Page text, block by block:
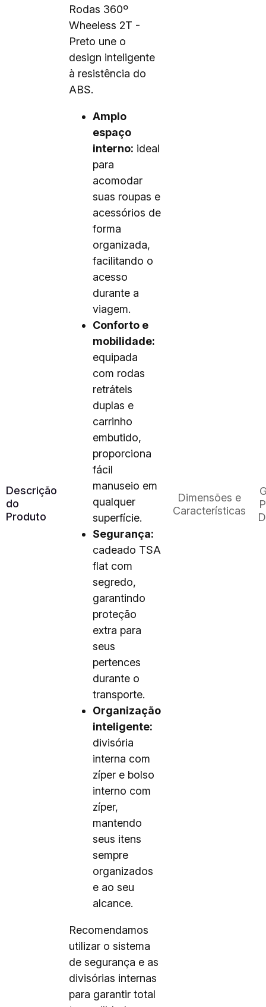
Descrição
do
Produto
Rodas 360º
Wheeless 2T -
Preto une o
design inteligente
à resistência do
ABS.
Amplo
espaço
interno: ideal
para
acomodar
suas roupas e
acessórios de
forma
organizada,
facilitando o
acesso
durante a
viagem.
Conforto e
mobilidade:
equipada
com rodas
retráteis
duplas e
carrinho
embutido,
proporciona
fácil
manuseio em
qualquer
superfície.
Segurança:
cadeado TSA
flat com
segredo,
garantindo
proteção
extra para
seus
pertences
durante o
transporte.
Organização
inteligente:
divisória
interna com
zíper e bolso
interno com
zíper,
mantendo
seus itens
sempre
organizados
e ao seu
alcance.
Recomendamos
utilizar o sistema
de segurança e as
divisórias internas
para garantir total
Dimensões e
Características